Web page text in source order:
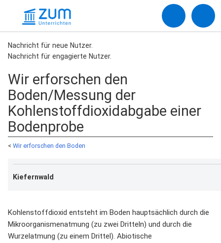
Nachricht für neue Nutzer.
Nachricht für engagierte Nutzer.
Wir erforschen den
Boden/Messung der
Kohlenstoffdioxidabgabe einer
Bodenprobe
< Wir erforschen den Boden
Kiefernwald
Kohlenstoffdioxid entsteht im Boden hauptsächlich durch die
Mikroorganismenatmung (zu zwei Dritteln) und durch die
Wurzelatmung (zu einem Drittel). Abiotische